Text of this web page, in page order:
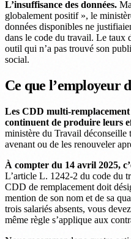
L’insuffisance des données.
globalement positif », le
données disponibles ne
dans le code du travail. Le taux
outil qui n’a pas trouvé son
social.
Ce que l’employeur
Les CDD multi-
continuent de produire leurs
ministère du Travail déconseille
avenant ou de les renouveler
À compter du 14 avril 2025,
L’article L. 1242-2 du code du
CDD de remplacement doit
mention de son nom et de sa
trois salariés absents, vous
même règle s’applique aux